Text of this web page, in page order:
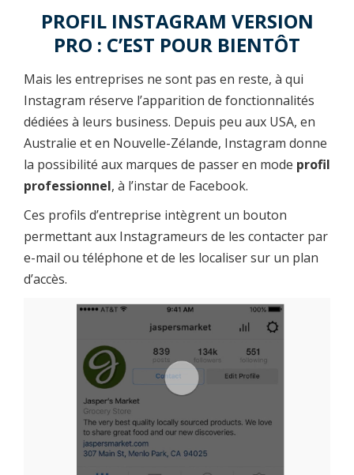
PROFIL INSTAGRAM VERSION
PRO : C’EST POUR BIENTÔT
Mais les entreprises ne sont pas en reste, à qui
Instagram réserve l’apparition de fonctionnalités
dédiées à leurs business. Depuis peu aux USA, en
Australie et en Nouvelle-Zélande, Instagram donne
la possibilité aux marques de passer en mode profil
professionnel, à l’instar de Facebook.
Ces profils d’entreprise intègrent un bouton
permettant aux Instagrameurs de les contacter par
e-mail ou téléphone et de les localiser sur un plan
d’accès.